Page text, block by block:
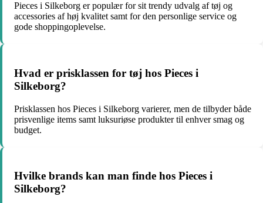
Pieces i Silkeborg er populær for sit trendy udvalg af tøj og
accessories af høj kvalitet samt for den personlige service og
gode shoppingoplevelse.
Hvad er prisklassen for tøj hos Pieces i
Silkeborg?
Prisklassen hos Pieces i Silkeborg varierer, men de tilbyder både
prisvenlige items samt luksuriøse produkter til enhver smag og
budget.
Hvilke brands kan man finde hos Pieces i
Silkeborg?